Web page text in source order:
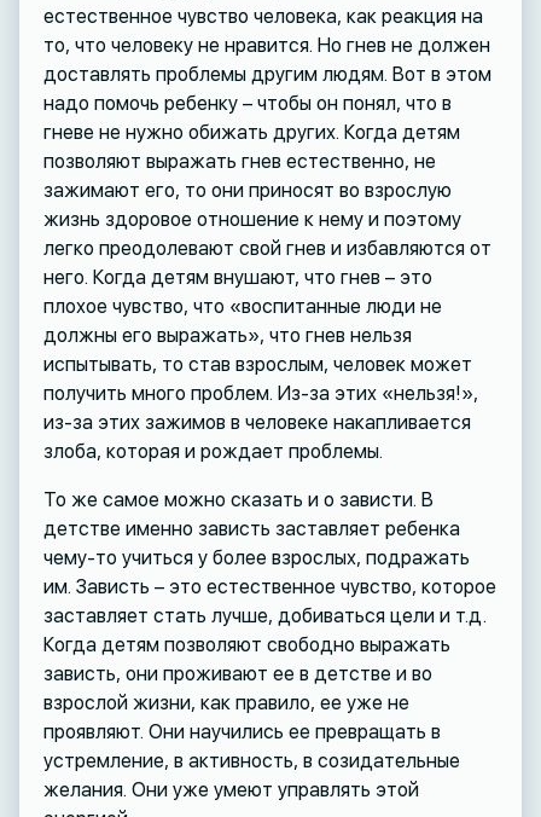
естественное чувство человека, как реакция на
то, что человеку не нравится. Но гнев не должен
доставлять проблемы другим людям. Вот в этом
надо помочь ребенку – чтобы он понял, что в
гневе не нужно обижать других. Когда детям
позволяют выражать гнев естественно, не
зажимают его, то они приносят во взрослую
жизнь здоровое отношение к нему и поэтому
легко преодолевают свой гнев и избавляются от
него. Когда детям внушают, что гнев – это
плохое чувство, что «воспитанные люди не
должны его выражать», что гнев нельзя
испытывать, то став взрослым, человек может
получить много проблем. Из-за этих «нельзя!»,
из-за этих зажимов в человеке накапливается
злоба, которая и рождает проблемы.
То же самое можно сказать и о зависти. В
детстве именно зависть заставляет ребенка
чему-то учиться у более взрослых, подражать
им. Зависть – это естественное чувство, которое
заставляет стать лучше, добиваться цели и т.д.
Когда детям позволяют свободно выражать
зависть, они проживают ее в детстве и во
взрослой жизни, как правило, ее уже не
проявляют. Они научились ее превращать в
устремление, в активность, в созидательные
желания. Они уже умеют управлять этой